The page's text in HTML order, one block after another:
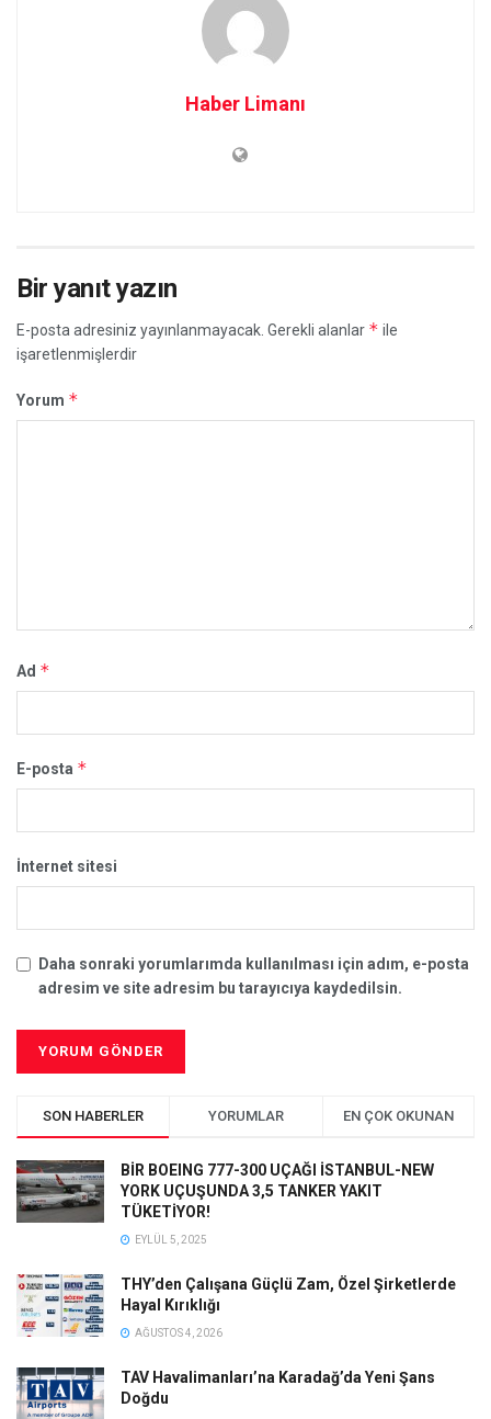
Haber Limanı
Bir yanıt yazın
E-posta adresiniz yayınlanmayacak. Gerekli alanlar * ile
işaretlenmişlerdir
Yorum *
Ad *
E-posta *
İnternet sitesi
Daha sonraki yorumlarımda kullanılması için adım, e-posta
adresim ve site adresim bu tarayıcıya kaydedilsin.
SON HABERLER YORUMLAR EN ÇOK OKUNAN
BİR BOEING 777-300 UÇAĞI İSTANBUL-NEW
YORK UÇUŞUNDA 3,5 TANKER YAKIT
TÜKETİYOR!
EYLÜL 5, 2025
THY’den Çalışana Güçlü Zam, Özel Şirketlerde
Hayal Kırıklığı
AĞUSTOS 4, 2026
TAV Havalimanları’na Karadağ’da Yeni Şans
Doğdu